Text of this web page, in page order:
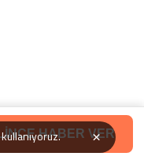
HABER VER
×